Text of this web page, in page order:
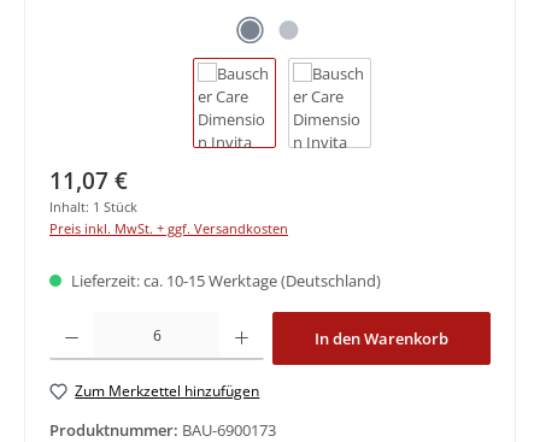
Regulärer Preis:
11,07 €
Inhalt: 1 Stück
Preis inkl. MwSt. + ggf. Versandkosten
Lieferzeit: ca. 10-15 Werktage (Deutschland)
Produkt Anzahl: Gib den gewünschten Wert ein oder benutze die
In den Warenkorb
Zum Merkzettel hinzufügen
Produktnummer: BAU-6900173